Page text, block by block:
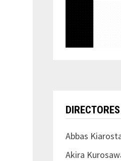
Abbas
Akira